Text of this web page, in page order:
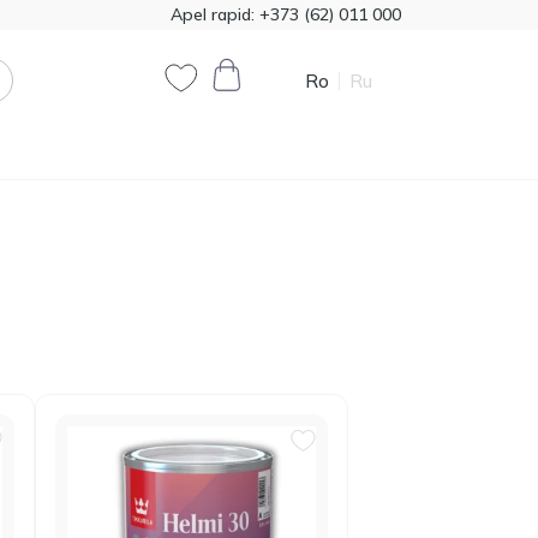
Apel rapid: +373 (62) 011 000
Ro Ru
Vopsea decorativă
Primacol Royal Silk 1kg
base silver R0
790.90